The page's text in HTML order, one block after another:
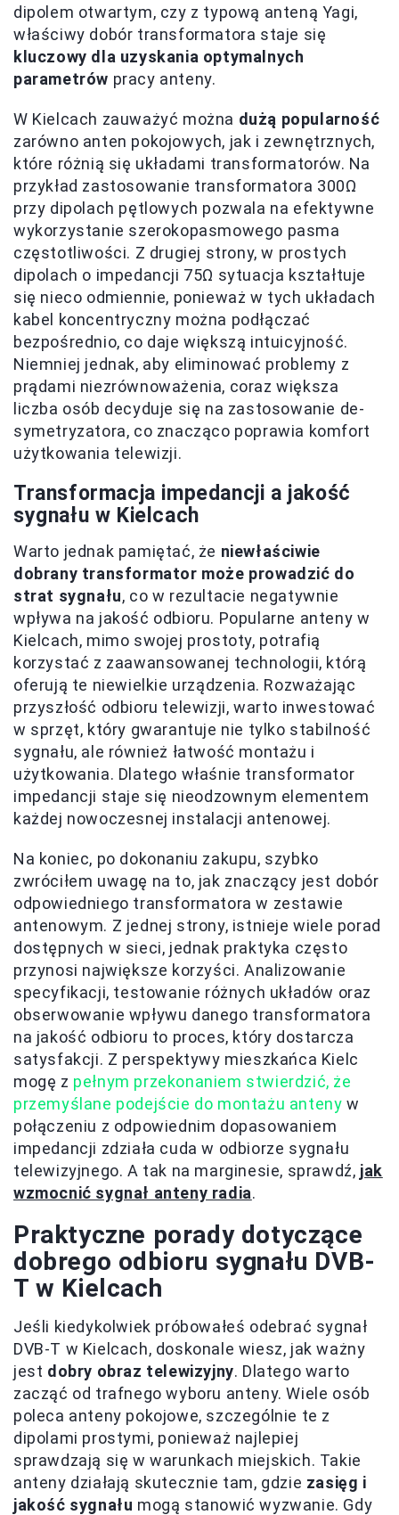
dipolem otwartym, czy z typową anteną Yagi,
właściwy dobór transformatora staje się
kluczowy dla uzyskania optymalnych
parametrów pracy anteny.
W Kielcach zauważyć można dużą popularność
zarówno anten pokojowych, jak i zewnętrznych,
które różnią się układami transformatorów. Na
przykład zastosowanie transformatora 300Ω
przy dipolach pętlowych pozwala na efektywne
wykorzystanie szerokopasmowego pasma
częstotliwości. Z drugiej strony, w prostych
dipolach o impedancji 75Ω sytuacja kształtuje
się nieco odmiennie, ponieważ w tych układach
kabel koncentryczny można podłączać
bezpośrednio, co daje większą intuicyjność.
Niemniej jednak, aby eliminować problemy z
prądami niezrównoważenia, coraz większa
liczba osób decyduje się na zastosowanie de-
symetryzatora, co znacząco poprawia komfort
użytkowania telewizji.
Transformacja impedancji a jakość
sygnału w Kielcach
Warto jednak pamiętać, że niewłaściwie
dobrany transformator może prowadzić do
strat sygnału, co w rezultacie negatywnie
wpływa na jakość odbioru. Popularne anteny w
Kielcach, mimo swojej prostoty, potrafią
korzystać z zaawansowanej technologii, którą
oferują te niewielkie urządzenia. Rozważając
przyszłość odbioru telewizji, warto inwestować
w sprzęt, który gwarantuje nie tylko stabilność
sygnału, ale również łatwość montażu i
użytkowania. Dlatego właśnie transformator
impedancji staje się nieodzownym elementem
każdej nowoczesnej instalacji antenowej.
Na koniec, po dokonaniu zakupu, szybko
zwróciłem uwagę na to, jak znaczący jest dobór
odpowiedniego transformatora w zestawie
antenowym. Z jednej strony, istnieje wiele porad
dostępnych w sieci, jednak praktyka często
przynosi największe korzyści. Analizowanie
specyfikacji, testowanie różnych układów oraz
obserwowanie wpływu danego transformatora
na jakość odbioru to proces, który dostarcza
satysfakcji. Z perspektywy mieszkańca Kielc
mogę z pełnym przekonaniem stwierdzić, że
przemyślane podejście do montażu anteny w
połączeniu z odpowiednim dopasowaniem
impedancji zdziała cuda w odbiorze sygnału
telewizyjnego. A tak na marginesie, sprawdź, jak
wzmocnić sygnał anteny radia.
Praktyczne porady dotyczące
dobrego odbioru sygnału DVB-
T w Kielcach
Jeśli kiedykolwiek próbowałeś odebrać sygnał
DVB-T w Kielcach, doskonale wiesz, jak ważny
jest dobry obraz telewizyjny. Dlatego warto
zacząć od trafnego wyboru anteny. Wiele osób
poleca anteny pokojowe, szczególnie te z
dipolami prostymi, ponieważ najlepiej
sprawdzają się w warunkach miejskich. Takie
anteny działają skutecznie tam, gdzie zasięg i
jakość sygnału mogą stanowić wyzwanie. Gdy